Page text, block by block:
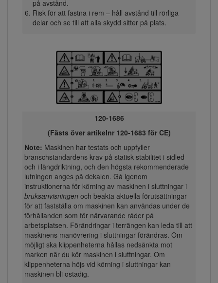
på avstånd.
Risk för att fastna i rem – håll avstånd till rörliga
delar och se till att alla skydd sitter på plats.
120-1686
(Fästs över artikelnr 120-1683 för CE)
Note: Maskinen har testats och uppfyller
branschstandardens krav på statisk stabilitet i sidled
och i längdriktning, och den högsta rekommenderade
lutningen anges på dekalen. Gå igenom
instruktionerna för körning av maskinen i sluttningar i
bruksanvisningenoch beakta aktuella förutsättningar
för att fastställa om maskinen kan användas under de
förhållanden som för närvarande råder på
arbetsplatsen. Förändringar i terrängen kan leda till att
maskinens manövrering i sluttningar förändras. Om
möjligt ska klippenheterna hållas nedsänkta mot
marken när du kör maskinen i sluttningar. Om
klippenheterna höjs vid körning i sluttningar kan
maskinen bli ostadig.